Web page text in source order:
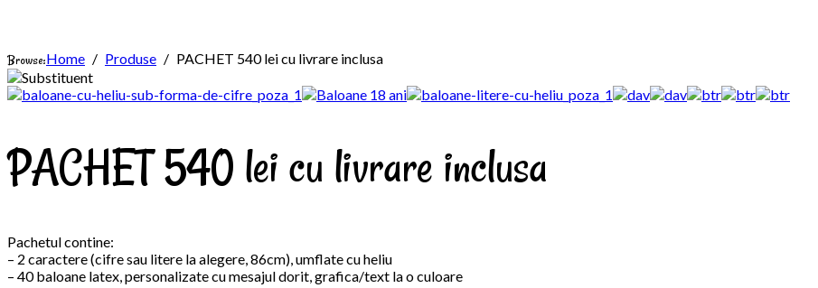
Browse:Home Produse PACHET 540 lei cu livrare inclusa
PACHET 540 lei cu livrare inclusa
Pachetul contine:
– 2 caractere (cifre sau litere la alegere, 86cm), umflate cu heliu
– 40 baloane latex, personalizate cu mesajul dorit, grafica/text la o culoare